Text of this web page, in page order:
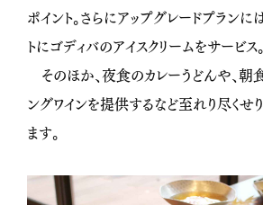
ポイント。さらにアップグレードプラン
トにゴディバのアイスクリームをサービス。
そのほか、夜食のカレーうどんや、朝
ングワインを提供するなど至れり尽くせ
ます。